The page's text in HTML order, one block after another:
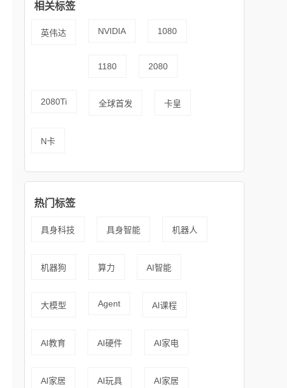
相关标签
英伟达 NVIDIA 1080
1180 2080
2080Ti 全球首发 卡皇
N卡
热门标签
具身科技 具身智能 机器人
机器狗 算力 AI智能
大模型 Agent AI课程
AI教育 AI硬件 AI家电
AI家居 AI玩具 AI家居